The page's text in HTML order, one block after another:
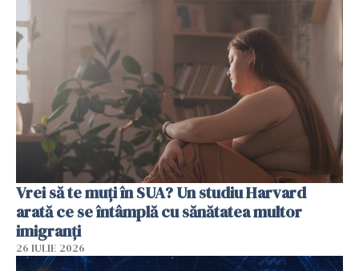
Vrei să te muți în SUA? Un studiu Harvard
arată ce se întâmplă cu sănătatea multor
imigranți
26 IULIE 2026